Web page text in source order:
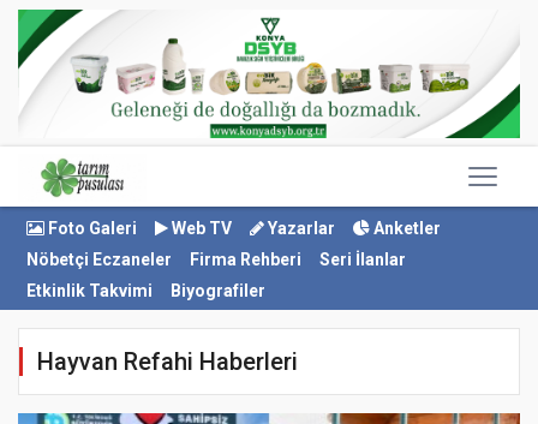
Foto Galeri Web TV Yazarlar
Anketler
Nöbetçi Eczaneler
Firma Rehberi
Seri İlanlar
Etkinlik Takvimi
Biyografiler
Hayvan Refahi Haberleri